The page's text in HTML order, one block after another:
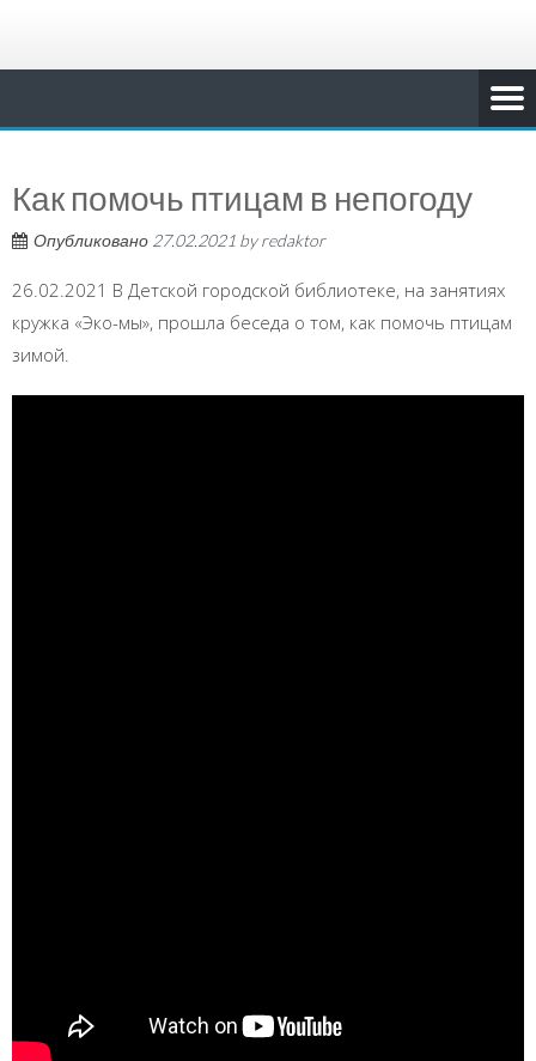
Как помочь птицам в непогоду
Опубликовано 27.02.2021 byredaktor
26.02.2021 В Детской городской библиотеке, на занятиях
кружка «Эко-мы», прошла беседа о том, как помочь птицам
зимой.